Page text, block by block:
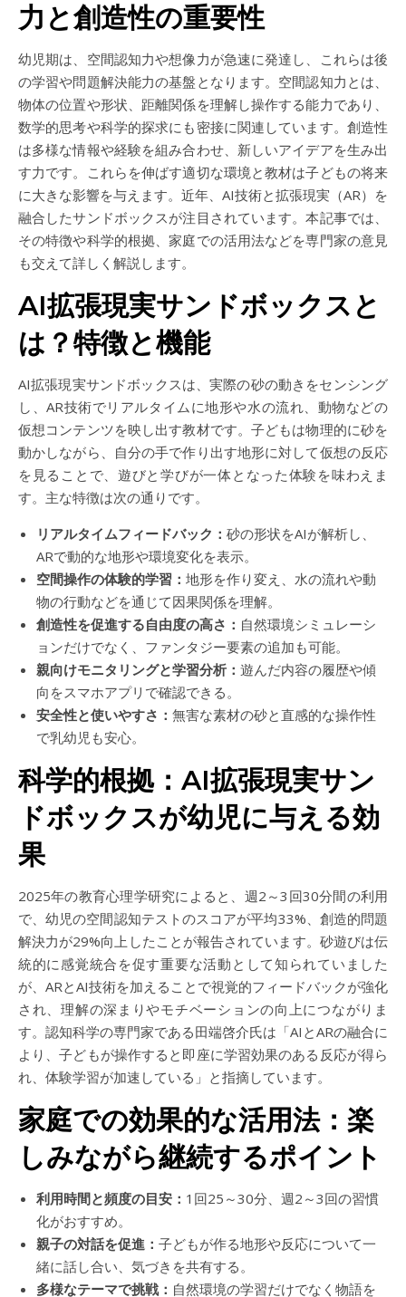
力と創造性の重要性
幼児期は、空間認知力や想像力が急速に発達し、これらは後
の学習や問題解決能力の基盤となります。空間認知力とは、
物体の位置や形状、距離関係を理解し操作する能力であり、
数学的思考や科学的探求にも密接に関連しています。創造性
は多様な情報や経験を組み合わせ、新しいアイデアを生み出
す力です。これらを伸ばす適切な環境と教材は子どもの将来
に大きな影響を与えます。近年、AI技術と拡張現実（AR）を
融合したサンドボックスが注目されています。本記事では、
その特徴や科学的根拠、家庭での活用法などを専門家の意見
も交えて詳しく解説します。
AI拡張現実サンドボックスと
は？特徴と機能
AI拡張現実サンドボックスは、実際の砂の動きをセンシング
し、AR技術でリアルタイムに地形や水の流れ、動物などの
仮想コンテンツを映し出す教材です。子どもは物理的に砂を
動かしながら、自分の手で作り出す地形に対して仮想の反応
を見ることで、遊びと学びが一体となった体験を味わえま
す。主な特徴は次の通りです。
リアルタイムフィードバック： 砂の形状をAIが解析し、
ARで動的な地形や環境変化を表示。
空間操作の体験的学習： 地形を作り変え、水の流れや動
物の行動などを通じて因果関係を理解。
創造性を促進する自由度の高さ： 自然環境シミュレーシ
ョンだけでなく、ファンタジー要素の追加も可能。
親向けモニタリングと学習分析： 遊んだ内容の履歴や傾
向をスマホアプリで確認できる。
安全性と使いやすさ： 無害な素材の砂と直感的な操作性
で乳幼児も安心。
科学的根拠：AI拡張現実サン
ドボックスが幼児に与える効
果
2025年の教育心理学研究によると、週2～3回30分間の利用
で、幼児の空間認知テストのスコアが平均33%、創造的問題
解決力が29%向上したことが報告されています。砂遊びは伝
統的に感覚統合を促す重要な活動として知られていました
が、ARとAI技術を加えることで視覚的フィードバックが強化
され、理解の深まりやモチベーションの向上につながりま
す。認知科学の専門家である田端啓介氏は「AIとARの融合に
より、子どもが操作すると即座に学習効果のある反応が得ら
れ、体験学習が加速している」と指摘しています。
家庭での効果的な活用法：楽
しみながら継続するポイント
利用時間と頻度の目安： 1回25～30分、週2～3回の習慣
化がおすすめ。
親子の対話を促進： 子どもが作る地形や反応について一
緒に話し合い、気づきを共有する。
多様なテーマで挑戦： 自然環境の学習だけでなく物語を